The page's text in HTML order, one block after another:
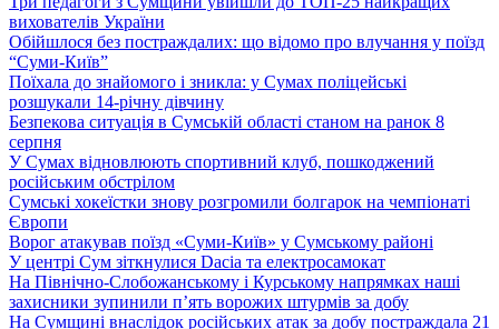
вихователів України
Обійшлося без постраждалих: що відомо про влучання у поїзд
“Суми-Київ”
Поїхала до знайомого і зникла: у Сумах поліцейські
розшукали 14-річну дівчину
Безпекова ситуація в Сумській області станом на ранок 8
серпня
У Сумах відновлюють спортивний клуб, пошкоджений
російським обстрілом
Сумські хокеїстки знову розгромили болгарок на чемпіонаті
Європи
Ворог атакував поїзд «Суми-Київ» у Сумському районі
У центрі Сум зіткнулися Dacia та електросамокат
На Північно-Слобожанському і Курському напрямках наші
захисники зупинили п’ять ворожих штурмів за добу
На Сумщині внаслідок російських атак за добу постраждала 21